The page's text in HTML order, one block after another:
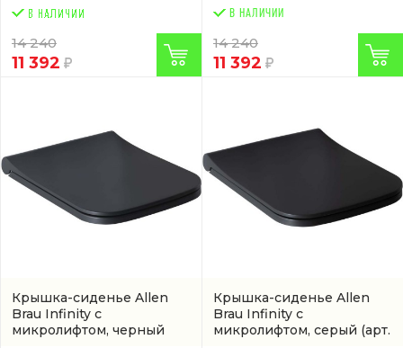
14 240
11 392
В НАЛИЧИИ
14 240
11 392
Крышка-сиденье Allen
Brau Infinity с
микролифтом, черный
Крышка-сиденье Allen
Brau Infinity с
микролифтом, серый (арт.